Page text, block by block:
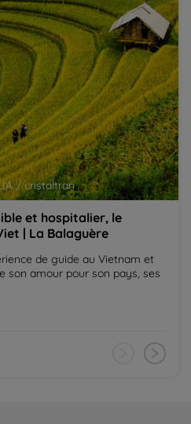
/ cristaltran
et hospitalier, le
| La Balaguère
de guide au Vietnam et
son amour pour son pays, ses